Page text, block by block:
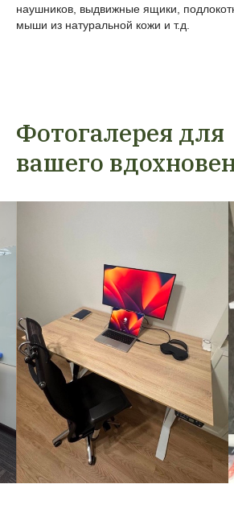
наушников, выдвижные ящики,
мыши из натуральной кожи и т.д.
Фотогалерея для
вашего